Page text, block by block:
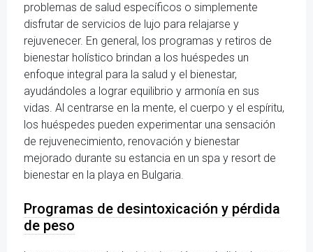
problemas de salud específicos o simplemente
disfrutar de servicios de lujo para relajarse y
rejuvenecer. En general, los programas y retiros de
bienestar holístico brindan a los huéspedes un
enfoque integral para la salud y el bienestar,
ayudándoles a lograr equilibrio y armonía en sus
vidas. Al centrarse en la mente, el cuerpo y el espíritu,
los huéspedes pueden experimentar una sensación
de rejuvenecimiento, renovación y bienestar
mejorado durante su estancia en un spa y resort de
bienestar en la playa en Bulgaria.
Programas de desintoxicación y pérdida
de peso